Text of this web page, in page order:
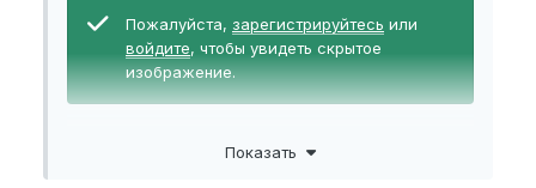
Пожалуйста, зарегистрируйтесь или
войдите, чтобы увидеть скрытое
изображение.
когда к урологу ходил тот прописывал свечи и доп.
Показать